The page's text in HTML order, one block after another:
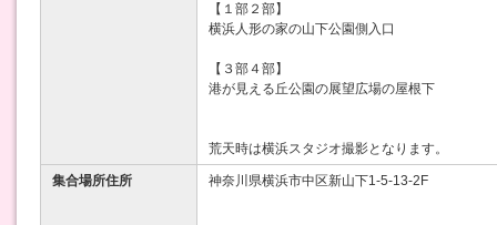
【１部２部】
横浜人形の家の山下公園側入口
【３部４部】
港が見える丘公園の展望広場の屋根下
荒天時は横浜スタジオ撮影となります。
集合場所住所 神奈川県横浜市中区新山下1-5-13-2F